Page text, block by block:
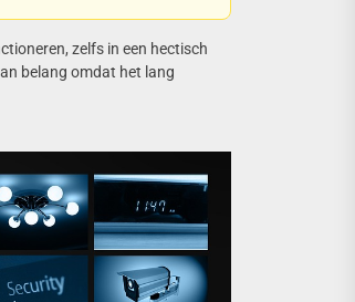
zelfs in een hectisch
belang omdat het lang